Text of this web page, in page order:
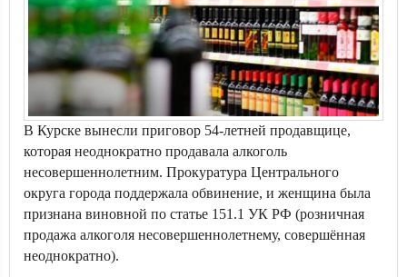
В Курске вынесли приговор 54-летней продавщице,
которая неоднократно продавала алкоголь
несовершеннолетним. Прокуратура Центрального
округа города поддержала обвинение, и женщина была
признана виновной по статье 151.1 УК РФ (розничная
продажа алкоголя несовершеннолетнему, совершённая
неоднократно).